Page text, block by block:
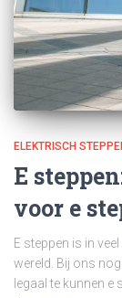
ELEKTRISCH
E
voor e
E steppen is in
wereld. Bij ons
legaal te kunnen e